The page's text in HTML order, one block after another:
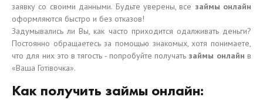
заявку со своими данными. Будьте уверены, все займы онлайн
оформляются быстро и без отказов!
Задумывались ли Вы, как часто приходится одалживать деньги?
Постоянно обращаетесь за помощью знакомых, хотя понимаете,
что для них это в тягость - попробуйте получать займы онлайн в
«Ваша Готівочка».
Как получить займы онлайн: